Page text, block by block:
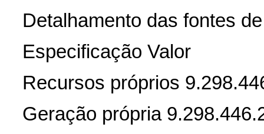
Detalhamento das fontes
Especificação Valor
Recursos próprios
Geração própria